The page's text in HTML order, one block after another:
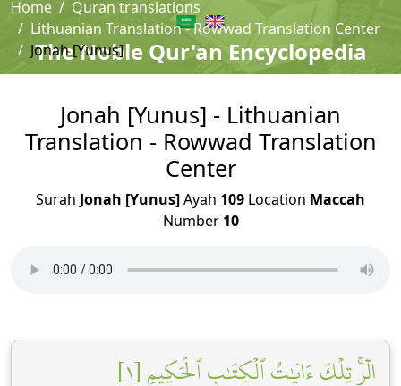
The Noble Qur'an Encyclopedia
Home
Quran translations
Lithuanian Translation - Rowwad Translation Center
Jonah [Yunus]
Jonah [Yunus] - Lithuanian
Translation - Rowwad Translation
Center
Surah Jonah [Yunus]Ayah 109 Location Maccah
Number 10
الٓرۚ تِلۡكَ ءَايَٰتُ ٱلۡكِتَٰبِ ٱلۡحَكِيمِ [١]